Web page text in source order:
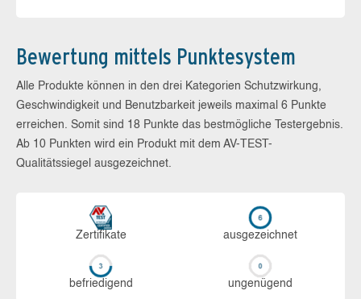
Bewertung mittels Punktesystem
Alle Produkte können in den drei Kategorien Schutzwirkung,
Geschwindigkeit und Benutzbarkeit jeweils maximal 6 Punkte
erreichen. Somit sind 18 Punkte das bestmögliche Testergebnis.
Ab 10 Punkten wird ein Produkt mit dem AV-TEST-
Qualitätssiegel ausgezeichnet.
Zerti­fikate aus­ge­zeich­net
be­frie­di­gend un­ge­nü­gend